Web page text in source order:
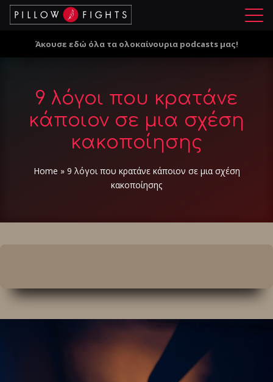
Μ
ο
Άκουσε εδώ όλα τα ολοκαίνουρια podcasts μας!
9 λόγοι που κρατάνε
κάποιον σε μια σχέση
κακoπoίησης
Home » 9 λόγοι που κρατάνε κάποιον σε μια σχέση
κακoπoίησης